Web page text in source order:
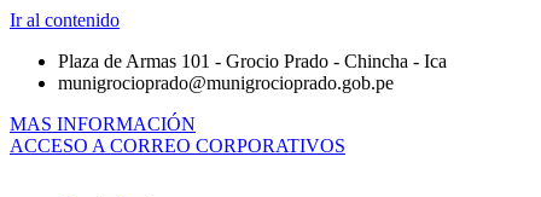
Ir al contenido
Plaza de Armas 101 - Grocio Prado - Chincha - Ica
munigrocioprado@munigrocioprado.gob.pe
MAS INFORMACIÓN
ACCESO A CORREO CORPORATIVOS